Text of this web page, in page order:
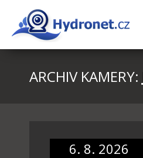
ARCHIV KAMERY:
6. 8. 2026